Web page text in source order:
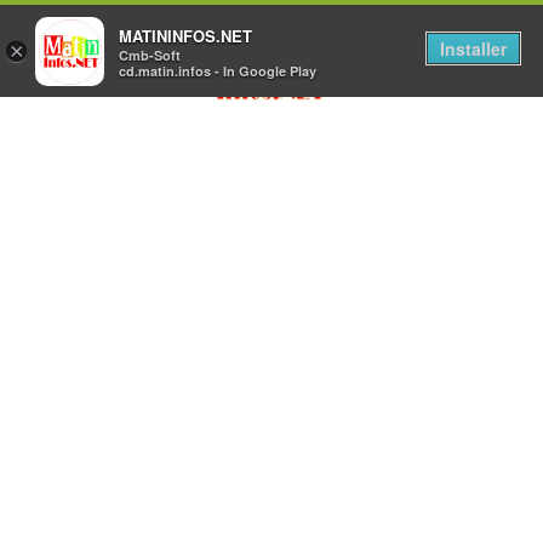
×
MATININFOS.NET
Cmb-Soft
cd.matin.infos - In Google Play
Installer